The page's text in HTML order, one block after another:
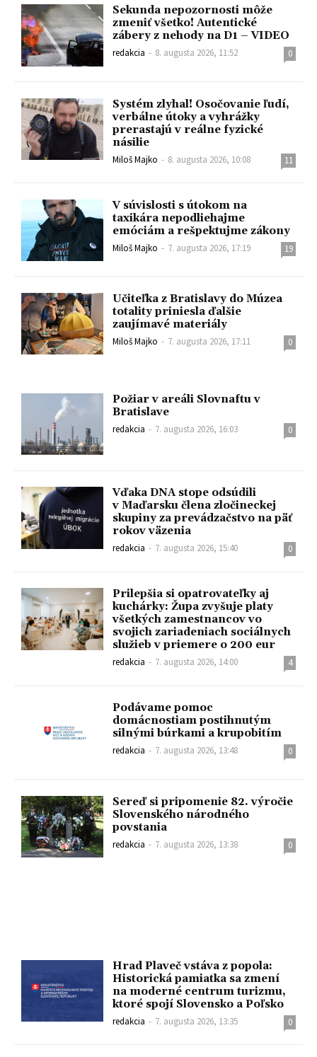
Sekunda nepozornosti môže
zmeniť všetko! Autentické
zábery z nehody na D1 – VIDEO
redakcia - 8. augusta 2026, 11:52 0
Systém zlyhal! Osočovanie ľudí,
verbálne útoky a vyhrážky
prerastajú v reálne fyzické
násilie
Miloš Majko - 8. augusta 2026, 10:08 11
V súvislosti s útokom na
taxikára nepodliehajme
emóciám a rešpektujme zákony
Miloš Majko - 7. augusta 2026, 17:19 19
Učiteľka z Bratislavy do Múzea
totality priniesla ďalšie
zaujímavé materiály
Miloš Majko - 7. augusta 2026, 17:11 0
Požiar v areáli Slovnaftu v
Bratislave
redakcia - 7. augusta 2026, 16:03 0
Vďaka DNA stope odsúdili
v Maďarsku člena zločineckej
skupiny za prevádzačstvo na päť
rokov väzenia
redakcia - 7. augusta 2026, 15:40 0
Prilepšia si opatrovateľky aj
kuchárky: Župa zvyšuje platy
všetkých zamestnancov vo
svojich zariadeniach sociálnych
služieb v priemere o 200 eur
redakcia - 7. augusta 2026, 14:00 4
Podávame pomoc
domácnostiam postihnutým
silnými búrkami a krupobitím
redakcia - 7. augusta 2026, 13:48 0
Sereď si pripomenie 82. výročie
Slovenského národného
povstania
redakcia - 7. augusta 2026, 13:38 0
Hrad Plaveč vstáva z popola:
Historická pamiatka sa zmení
na moderné centrum turizmu,
ktoré spojí Slovensko a Poľsko
redakcia - 7. augusta 2026, 13:35 0